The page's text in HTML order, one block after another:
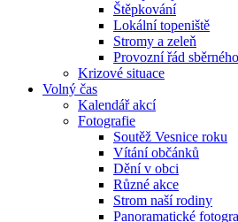
Štěpkování
Lokální topeniště
Stromy a zeleň
Provozní řád
Krizové situace
Volný čas
Kalendář akcí
Fotografie
Soutěž Vesnice roku
Vítání občánků
Dění v obci
Různé akce
Strom naší rodiny
Panoramatické